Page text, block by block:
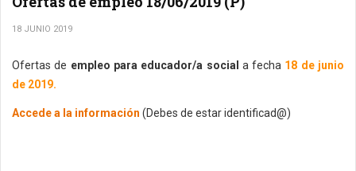
18 JUNIO 2019
Ofertas de empleo para educador/a social a fecha 18 de junio
de 2019.
Accede a la información (Debes de estar identificad@)